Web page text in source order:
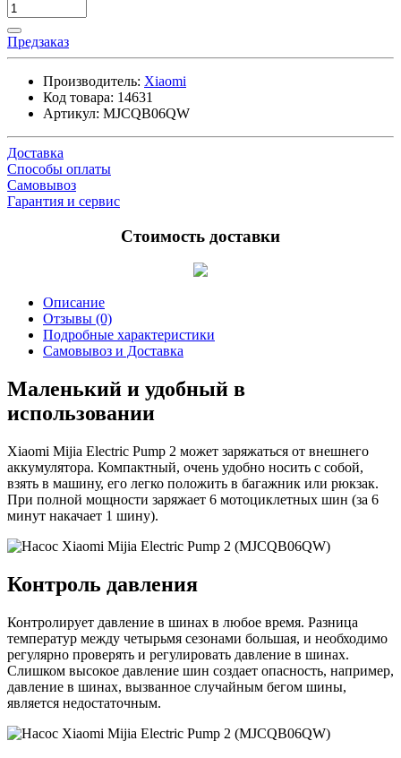
Предзаказ
Производитель: Xiaomi
Код товара: 14631
Артикул: MJCQB06QW
Доставка
Способы оплаты
Самовывоз
Гарантия и сервис
Стоимость доставки
Описание
Отзывы (0)
Подробные характеристики
Самовывоз и Доставка
Маленький и удобный в
использовании
Xiaomi Mijia Electric Pump 2 может заряжаться от внешнего
аккумулятора. Компактный, очень удобно носить с собой,
взять в машину, его легко положить в багажник или рюкзак.
При полной мощности заряжает 6 мотоциклетных шин (за 6
минут накачает 1 шину).
Контроль давления
Контролирует давление в шинах в любое время. Разница
температур между четырьмя сезонами большая, и необходимо
регулярно проверять и регулировать давление в шинах.
Слишком высокое давление шин создает опасность, например,
давление в шинах, вызванное случайным бегом шины,
является недостаточным.